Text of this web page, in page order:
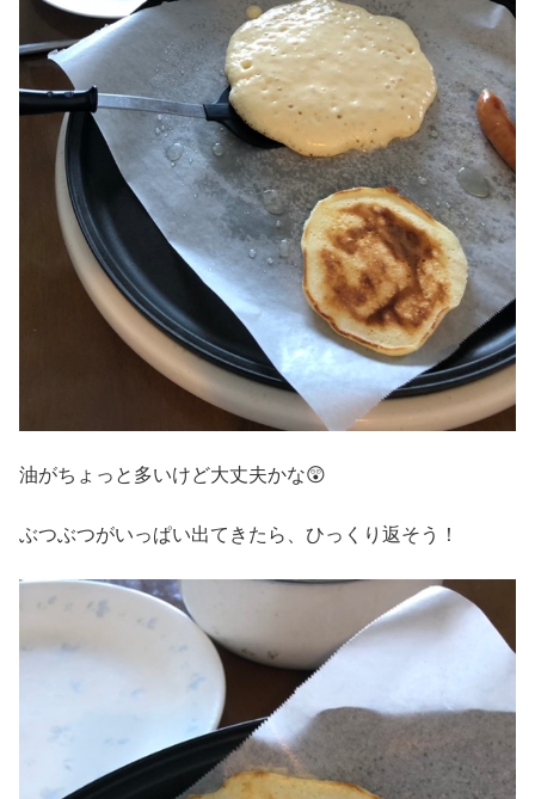
油がちょっと多いけど大丈夫かな😲
ぶつぶつがいっぱい出てきたら、ひっくり返そう！